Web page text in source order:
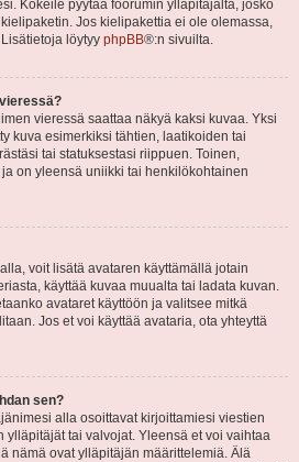
Kokeile pyytää foorumin ylläpitäjältä, josko
Jos kielipakettia ei ole olemassa,
löytyy phpBB®:n sivuilta.
vieressä saattaa näkyä kaksi kuvaa. Yksi
kuva esimerkiksi tähtien, laatikoiden tai
tai statuksestasi riippuen. Toinen,
on yleensä uniikki tai henkilökohtainen
voit lisätä avataren käyttämällä jotain
käyttää kuvaa muualta tai ladata kuvan.
avataret käyttöön ja valitsee mitkä
Jos et voi käyttää avataria, ota yhteyttä
sen?
alla osoittavat kirjoittamiesi viestien
ylläpitäjät tai valvojat. Yleensä et voi vaihtaa
nämä ovat ylläpitäjän määrittelemiä. Älä